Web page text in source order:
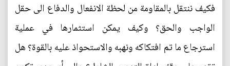
فكيف ننتقل بالمقاومة من لحظة الانفعال والدفاع الى حقل
الواجب والحق؟ وكيف يمكن استثمارها في عملية
استرجاع ما تم افتكاكه ونهبه والاستحواذ عليه بالقوة؟ هل